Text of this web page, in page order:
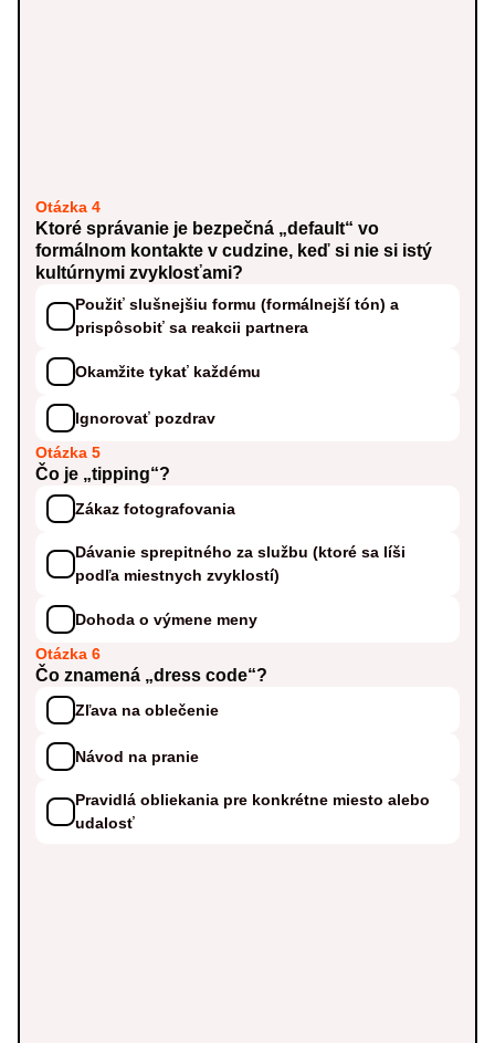
Otázka 4
Ktoré správanie je bezpečná „default“ vo
formálnom kontakte v cudzine, keď si nie si istý
kultúrnymi zvyklosťami?
Použiť slušnejšiu formu (formálnejší tón) a
prispôsobiť sa reakcii partnera
Okamžite tykať každému
Ignorovať pozdrav
Otázka 5
Čo je „tipping“?
Zákaz fotografovania
Dávanie sprepitného za službu (ktoré sa líši
podľa miestnych zvyklostí)
Dohoda o výmene meny
Otázka 6
Čo znamená „dress code“?
Zľava na oblečenie
Návod na pranie
Pravidlá obliekania pre konkrétne miesto alebo
udalosť